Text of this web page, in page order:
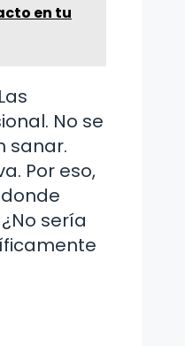
en tu
No se
sanar.
Por eso,
sería